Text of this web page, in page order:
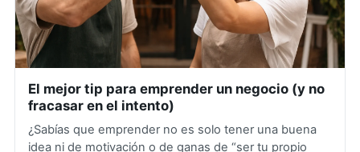
El mejor tip para emprender un negocio (y no
fracasar en el intento)
¿Sabías que emprender no es solo tener una buena
idea ni de motivación o de ganas de “ser tu propio